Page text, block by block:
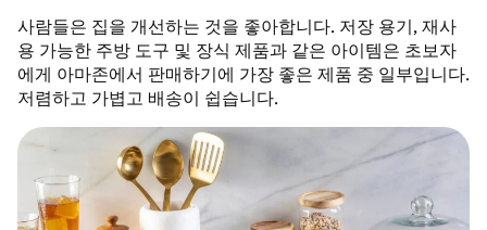
사람들은 집을 개선하는 것을 좋아합니다. 저장 용기, 재사
용 가능한 주방 도구 및 장식 제품과 같은 아이템은 초보자
에게 아마존에서 판매하기에 가장 좋은 제품 중 일부입니다.
저렴하고 가볍고 배송이 쉽습니다.